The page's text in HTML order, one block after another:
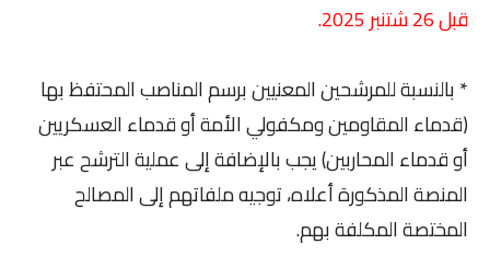
قبل 26 شتنبر 2025.
* بالنسبة للمرشحين المعنيين برسم المناصب المحتفظ بها
(قدماء المقاومين ومكفولي الأمة أو قدماء العسكريين
أو قدماء المحاربين) يجب بالإضافة إلى عملية الترشح عبر
المنصة المذكورة أعلاه، توجيه ملفاتهم إلى المصالح
المختصة المكلفة بهم.